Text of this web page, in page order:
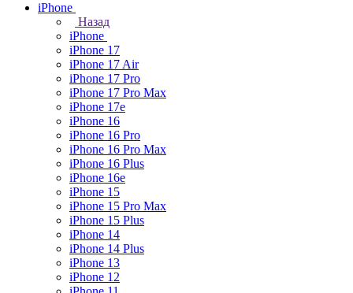
iPhone
Назад
iPhone
iPhone 17
iPhone 17 Air
iPhone 17 Pro
iPhone 17 Pro Max
iPhone 17e
iPhone 16
iPhone 16 Pro
iPhone 16 Pro Max
iPhone 16 Plus
iPhone 16e
iPhone 15
iPhone 15 Pro Max
iPhone 15 Plus
iPhone 14
iPhone 14 Plus
iPhone 13
iPhone 12